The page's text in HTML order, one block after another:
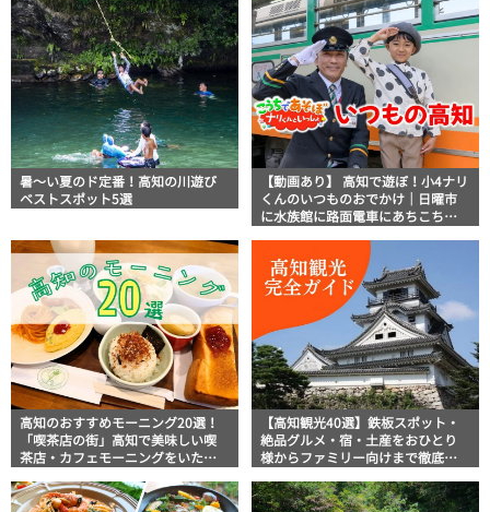
説！
暑～い夏のド定番！高知の川遊び
ベストスポット5選
【動画あり】 高知で遊ぼ！小4ナリ
くんのいつものおでかけ｜日曜市
に水族館に路面電車にあちこち巡
高知のおすすめモーニング20選！
「喫茶店の街」高知で美味しい喫
茶店・カフェモーニングをいただ
【高知観光40選】鉄板スポット・
絶品グルメ・宿・土産をおひとり
様からファミリー向けまで徹底解